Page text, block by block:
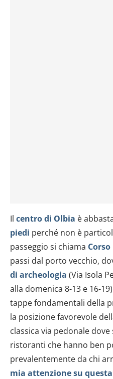
Il centro di Olbia è
piedi perché non è
passeggio si chiama
passi dal porto vecchio,
di archeologia (Via Isola
alla domenica 8-13 e 16-
tappe fondamentali della
la posizione favorevole
classica via pedonale
ristoranti che hanno ben
prevalentemente da chi
mia attenzione su